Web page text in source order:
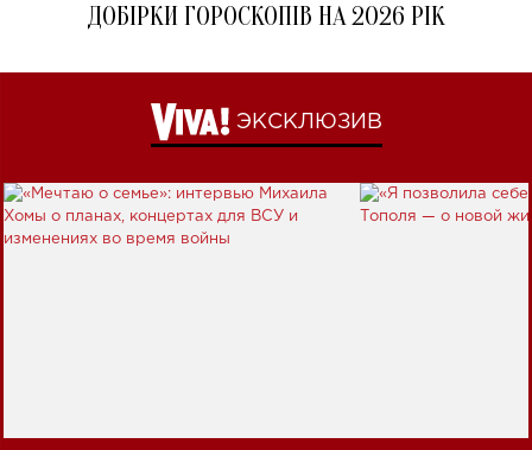
ДОБІРКИ ГОРОСКОПІВ НА 2026 РІК
ЭКСКЛЮЗИВ